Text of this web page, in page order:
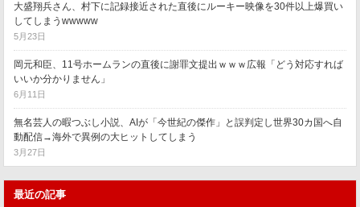
大盛翔兵さん、村下に記録接近された直後にルーキー映像を30件以上爆買い
してしまうwwwww
5月23日
岡元和臣、11号ホームランの直後に謝罪文提出ｗｗｗ広報「どう対応すれば
いいか分かりません」
6月11日
無名芸人の暇つぶし小説、AIが「今世紀の傑作」と誤判定し世界30カ国へ自
動配信→海外で異例の大ヒットしてしまう
3月27日
最近の記事